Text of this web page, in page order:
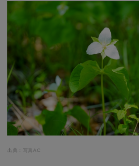
出典：写真AC